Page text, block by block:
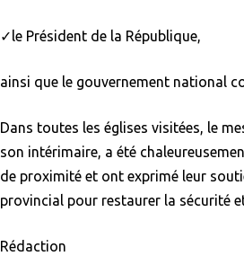
✓le Président de la République,
ainsi que le gouvernement national
Dans toutes les églises visitées, le
son intérimaire, a été
de proximité et ont exprimé leur
provincial pour restaurer la sécurité
Rédaction